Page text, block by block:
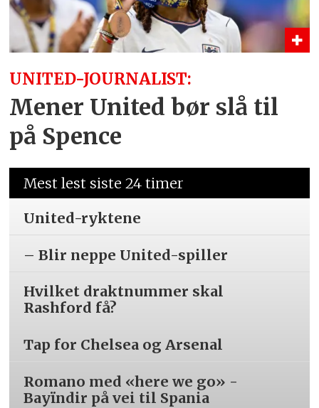
UNITED-JOURNALIST:
Mener United bør slå til
på Spence
Mest lest siste 24 timer
United-ryktene
– Blir neppe United-spiller
Hvilket draktnummer skal
Rashford få?
Tap for Chelsea og Arsenal
Romano med «here we go» -
Bayïndir på vei til Spania